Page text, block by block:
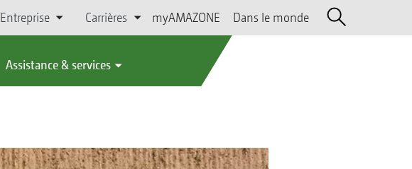
Entreprise Carrières myAMAZONE Dans le monde
Assistance & services